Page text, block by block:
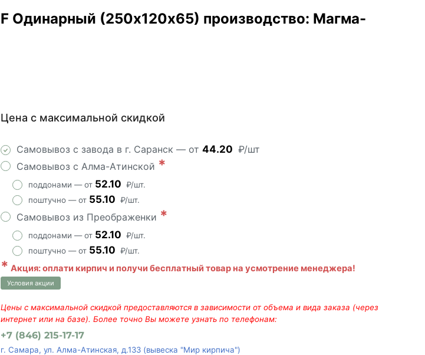
(250х120х65) производство: Магма-
Цена с максимальной скидкой
Самовывоз с завода в г. Саранск — от 44.20 ₽/шт
Самовывоз с Алма-Атинской *
поддонами — от 52.10 ₽/шт.
поштучно — от 55.10 ₽/шт.
Самовывоз из Преображенки *
поддонами — от 52.10 ₽/шт.
поштучно — от 55.10 ₽/шт.
* Акция: оплати кирпич и получи бесплатный товар на усмотрение менеджера!
Условия акции
Цены с максимальной скидкой предоставляются в зависимости от объема и вида заказа (через
интернет или на базе). Более точно Вы можете узнать по телефонам:
+7 (846) 215-17-17
г. Самара, ул. Алма-Атинская, д.133 (вывеска "Мир кирпича")